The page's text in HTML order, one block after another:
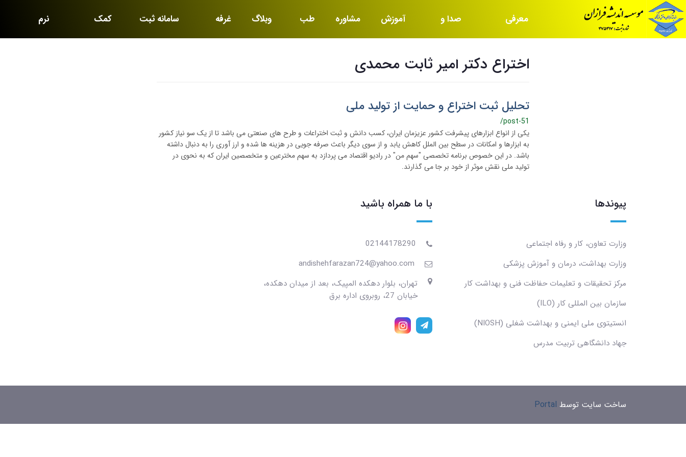
معرفی
موسسه
صدا و
سیما
آموزش مشاوره طب وبلاگ غرفه سامانه ثبت کمک نرم
اختراع دکتر امیر ثابت محمدی
تحلیل ثبت اختراع و حمایت از تولید ملی
/post-51
یکی از انواع ابزارهای پیشرفت کشور عزیزمان ایران، کسب دانش و ثبت اختراعات و طرح های صنعتی می باشد تا از یک سو نیاز کشور
به ابزارها و امکانات در سطح بین الملل کاهش یابد و از سوی دیگر باعث صرفه جویی در هزینه ها شده و ارز آوری را به دنبال داشته
باشد. در این خصوص برنامه تخصصی "سهم من" در رادیو اقتصاد می پردازد به سهم مخترعین و متخصصین ایران که به نحوی در
تولید ملی نقش موثر از خود بر جا می گذارند.
پیوندها
وزارت تعاون، کار و رفاه اجتماعی
وزارت بهداشت، درمان و آموزش پزشکی
مرکز تحقیقات و تعلیمات حفاظت فنی و بهداشت کار
سازمان بین المللی کار (ILO)
انستیتوی ملی ایمنی و بهداشت شغلی (NIOSH)
جهاد دانشگاهی تربیت مدرس
با ما همراه باشید
02144178290
andishehfarazan724@yahoo.com
تهران، بلوار دهکده المپیک، بعد از میدان دهکده،
خیابان 27، روبروی اداره برق
ساخت سایت توسط Portal